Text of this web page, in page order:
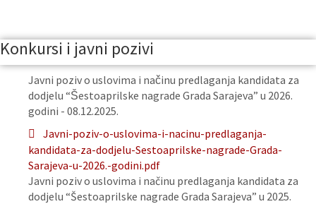
Konkursi i javni pozivi
Javni poziv o uslovima i načinu predlaganja kandidata za
dodjelu “Šestoaprilske nagrade Grada Sarajeva” u 2026.
godini - 08.12.2025.
Javni-poziv-o-uslovima-i-nacinu-predlaganja-
kandidata-za-dodjelu-Sestoaprilske-nagrade-Grada-
Sarajeva-u-2026.-godini.pdf
Javni poziv o uslovima i načinu predlaganja kandidata za
dodjelu “Šestoaprilske nagrade Grada Sarajeva” u 2025.